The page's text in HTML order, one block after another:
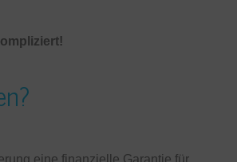
eine finanzielle Garantie für